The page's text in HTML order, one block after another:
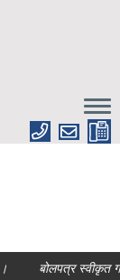
बोलपत्र स्वीकृत